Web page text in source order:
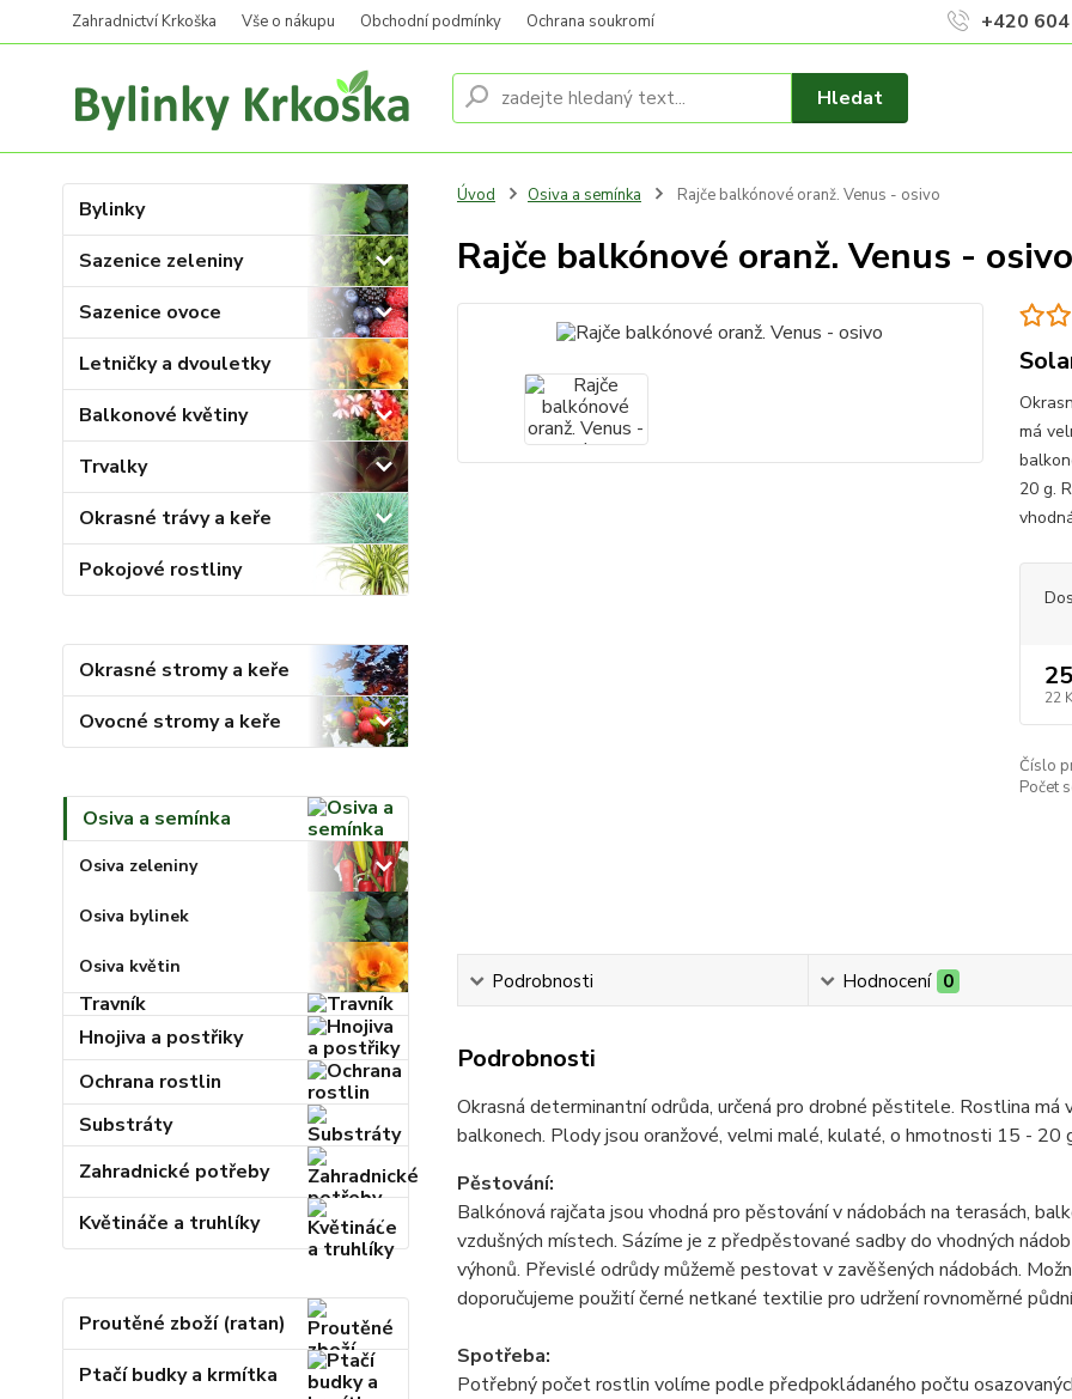
Zahradnictví Krkoška Vše o nákupu Obchodní podmínky Ochrana soukromí
Hledat
+420
Bylinky
Sazenice zeleniny
Sazenice ovoce
Letničky a dvouletky
Balkonové květiny
Trvalky
Okrasné trávy a keře
Pokojové rostliny
Okrasné stromy a keře
Ovocné stromy a keře
Osiva a semínka
Osiva zeleniny
Osiva bylinek
Osiva květin
Travník
Hnojiva a postřiky
Ochrana rostlin
Substráty
Zahradnické potřeby
Květináče a truhlíky
Proutěné zboží (ratan)
Ptačí budky a krmítka
Úvod Osiva a semínka Rajče balkónové oranž. Venus - osivo
Rajče balkónové oranž. Venus - osivo
má
20 g.
22
Číslo
Počet
Podrobnosti Hodnocení 0
Podrobnosti
Okrasná determinantní odrůda, určená pro drobné pěstitele. Rostlina
balkonech. Plody jsou oranžové, velmi malé, kulaté, o hmotnosti 15 - 20
Pěstování:
Balkónová rajčata jsou vhodná pro pěstování v nádobách na terasách,
vzdušných místech. Sázíme je z předpěstované sadby do vhodných
výhonů. Převislé odrůdy můžemě pestovat v zavěšených nádobách.
doporučujeme použití černé netkané textilie pro udržení rovnoměrné
Spotřeba:
Potřebný počet rostlin volíme podle předpokládaného počtu